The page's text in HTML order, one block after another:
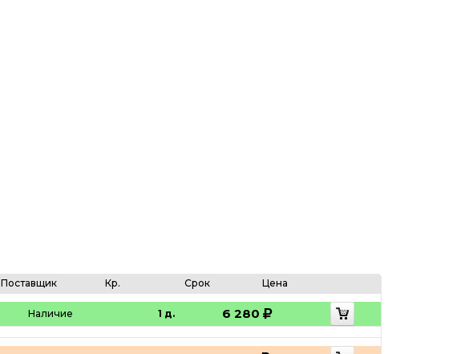
Поставщик Кр. Срок Цена
Наличие 1 д. 6 280